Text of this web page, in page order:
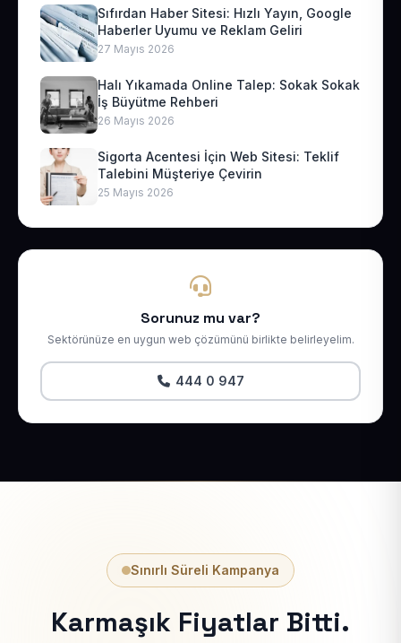
Sıfırdan Haber Sitesi: Hızlı Yayın, Google
Haberler Uyumu ve Reklam Geliri
27 Mayıs 2026
Halı Yıkamada Online Talep: Sokak Sokak
İş Büyütme Rehberi
26 Mayıs 2026
Sigorta Acentesi İçin Web Sitesi: Teklif
Talebini Müşteriye Çevirin
25 Mayıs 2026
Sorunuz mu var?
Sektörünüze en uygun web çözümünü birlikte belirleyelim.
444 0 947
Sınırlı Süreli Kampanya
Karmaşık Fiyatlar Bitti.